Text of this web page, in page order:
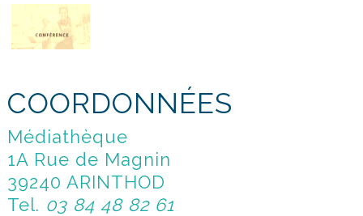
COORDONNÉES
Médiathèque
1A Rue de Magnin
39240 ARINTHOD
Tel. 03 84 48 82 61